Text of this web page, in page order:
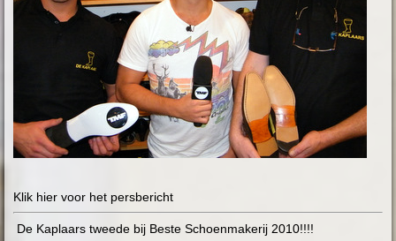
Klik hier voor het persbericht
De Kaplaars tweede bij Beste Schoenmakerij 2010!!!!